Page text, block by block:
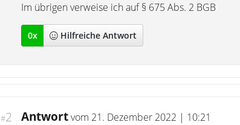
Im übrigen verweise ich auf § 675 Abs. 2 BGB
0x Hilfreiche Antwort
#2 Antwortvom 21. Dezember 2022 | 10:21